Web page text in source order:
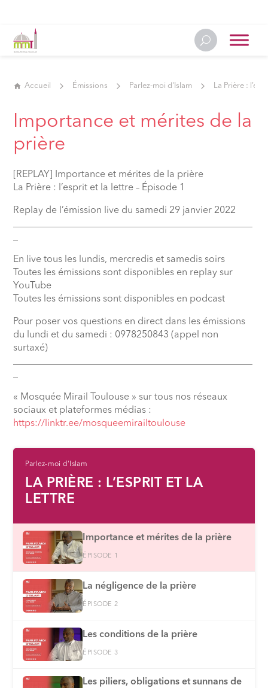
Accueil Émissions Parlez-moi d'Islam La Prière :
Importance et mérites de la
prière
[REPLAY] Importance et mérites de la prière
La Prière : l’esprit et la lettre – Épisode 1
Replay de l’émission live du samedi 29 janvier 2022
En live tous les lundis, mercredis et samedis soirs
Toutes les émissions sont disponibles en replay sur
YouTube
Toutes les émissions sont disponibles en podcast
Pour poser vos questions en direct dans les émissions
du lundi et du samedi : 0978250843 (appel non
surtaxé)
« Mosquée Mirail Toulouse » sur tous nos réseaux
sociaux et plateformes médias :
https://linktr.ee/mosqueemirailtoulouse
Parlez-moi d'Islam
LA PRIÈRE : L’ESPRIT ET LA
LETTRE
Importance et mérites de la prière
ÉPISODE 1
La négligence de la prière
ÉPISODE 2
Les conditions de la prière
ÉPISODE 3
Les piliers, obligations et sunnans de